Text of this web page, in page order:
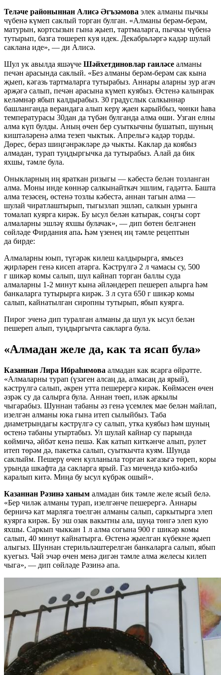
Теләче районыннан Алисә Әгъзәмова элек алманы пычкы
чүбенә күмеп саклый торган булган. «Алманы берәм-берәм,
матурын, кортсызын гына җыеп, тартмаларга, пычкы чүбенә
тутырып, базга төшереп куя идек. Декабрьләргә кадәр шулай
саклана иде», — ди Алисә.
Шул ук авылда яшәүче Шәйхетдиновлар гаиләсе алманы
печән арасында саклый. «Без алманы берәм-берәм сак кына
җыеп, кәгазь тартмаларга тутырабыз. Аннары аларны зур агач
әрҗәгә салып, печән арасына күмеп куябыз. Өстенә калынрак
келәмнәр ябып калдырабыз. 30 градуслык салкыннар
башланганда верандага алып керү җаен карыйбыз, чөнки һава
температурасы 30дан да түбән булганда алма өши. Узган елны
алма күп булды. Аның өчен бер суыткычны бушатып, шуның
киштәләренә алма тезеп чыктык. Апрельгә кадәр торды.
Дөрес, бераз шиңгәнрәкләре дә чыкты. Каклар да коябыз
алмадан, турап туңдыргычка да тутырабыз. Алай да бик
яхшы, тәмле була.
Оныкларның иң яраткан ризыгы — кәбестә белән тозланган
алма. Моны инде көннәр салкынайткач эшлим, гадәттә. Башта
алма тезәсең, өстенә тозлы кәбестә, аннан тагын алма —
шулай чиратлаштырып, тыгызлап эшләп, салкын урынга
томалап куярга кирәк. Бу ысул белән катырак, соңгы сорт
алмаларны эшләү яхшы булачак», — дип бөтен белгәнен
сөйләде Фирдания апа. Һәм үзенең иң тәмле рецептын
да бирде:
Алмаларны юып, түгәрәк килеш калдырырга, ямьсез
җирләрен генә кисеп атарга. Кәстрүлгә 2 л чамасы су, 500
г шикәр комы салып, шул кайнап торган баллы суда
алмаларны 1-2 минут кына әйләндереп пешереп алырга һәм
банкаларга тутырырга кирәк. 3 л суга 650 г шикәр комы
салып, кайнатылган сиропны тутырып, ябып куярга.
Пирог эченә дип туралган алманы да шул ук ысул белән
пешереп алып, туңдыргычта сакларга була.
«Алмадан желе да, как та ясап була»
Казаннан Лира Ибраһимова алмадан как ясарга өйрәтте.
«Алмаларны турап (үзәген алсаң да, алмасаң да ярый),
кәстрүлгә салып, әкрен утта пешерергә кирәк. Көймәсен өчен
әзрәк су да салырга була. Аннан төеп, иләк аркылы
чыгарабыз. Шуннан табаны әз генә үсемлек мае белән майлап,
изелгән алманы юка гына итеп сылыйбыз. Таба
диаметрындагы кәстрүлгә су салып, утка куябыз һәм шуның
өстенә табаны утыртабыз. Ул шулай кайнар су парында
көймичә, әйбәт кенә пешә. Как катып киткәнче алып, рулет
итеп төрәм дә, пакетка салып, суыткычта куям. Шунда
саклыйм. Пешерү өчен кулланыла торган кәгазьгә төреп, коры
урында шкафта да сакларга ярый. Газ мичендә кибә-кибә
каралып китә. Миңа бу ысул күбрәк ошый».
Казаннан Рәзинә ханым алмадан бик тәмле желе ясый белә.
«Бер чиләк алманы турап, изелгәнче пешерергә. Аннары
берничә кат марляга төелгән алманы салып, саркытырга элеп
куярга кирәк. Бу эш озак вакытны ала, шуңа төнгә элеп кую
яхшы. Саркып чыккан 1 л алма согына 900 г шикәр комы
салып, 40 минут кайнатырга. Өстенә җыелган күбекне җыеп
алыгыз. Шуннан стерильләштерелгән банкаларга салып, ябып
куегыз. Чәй эчәр өчен менә дигән тәмле алма желесы килеп
чыга», — дип сөйләде Рәзинә апа.